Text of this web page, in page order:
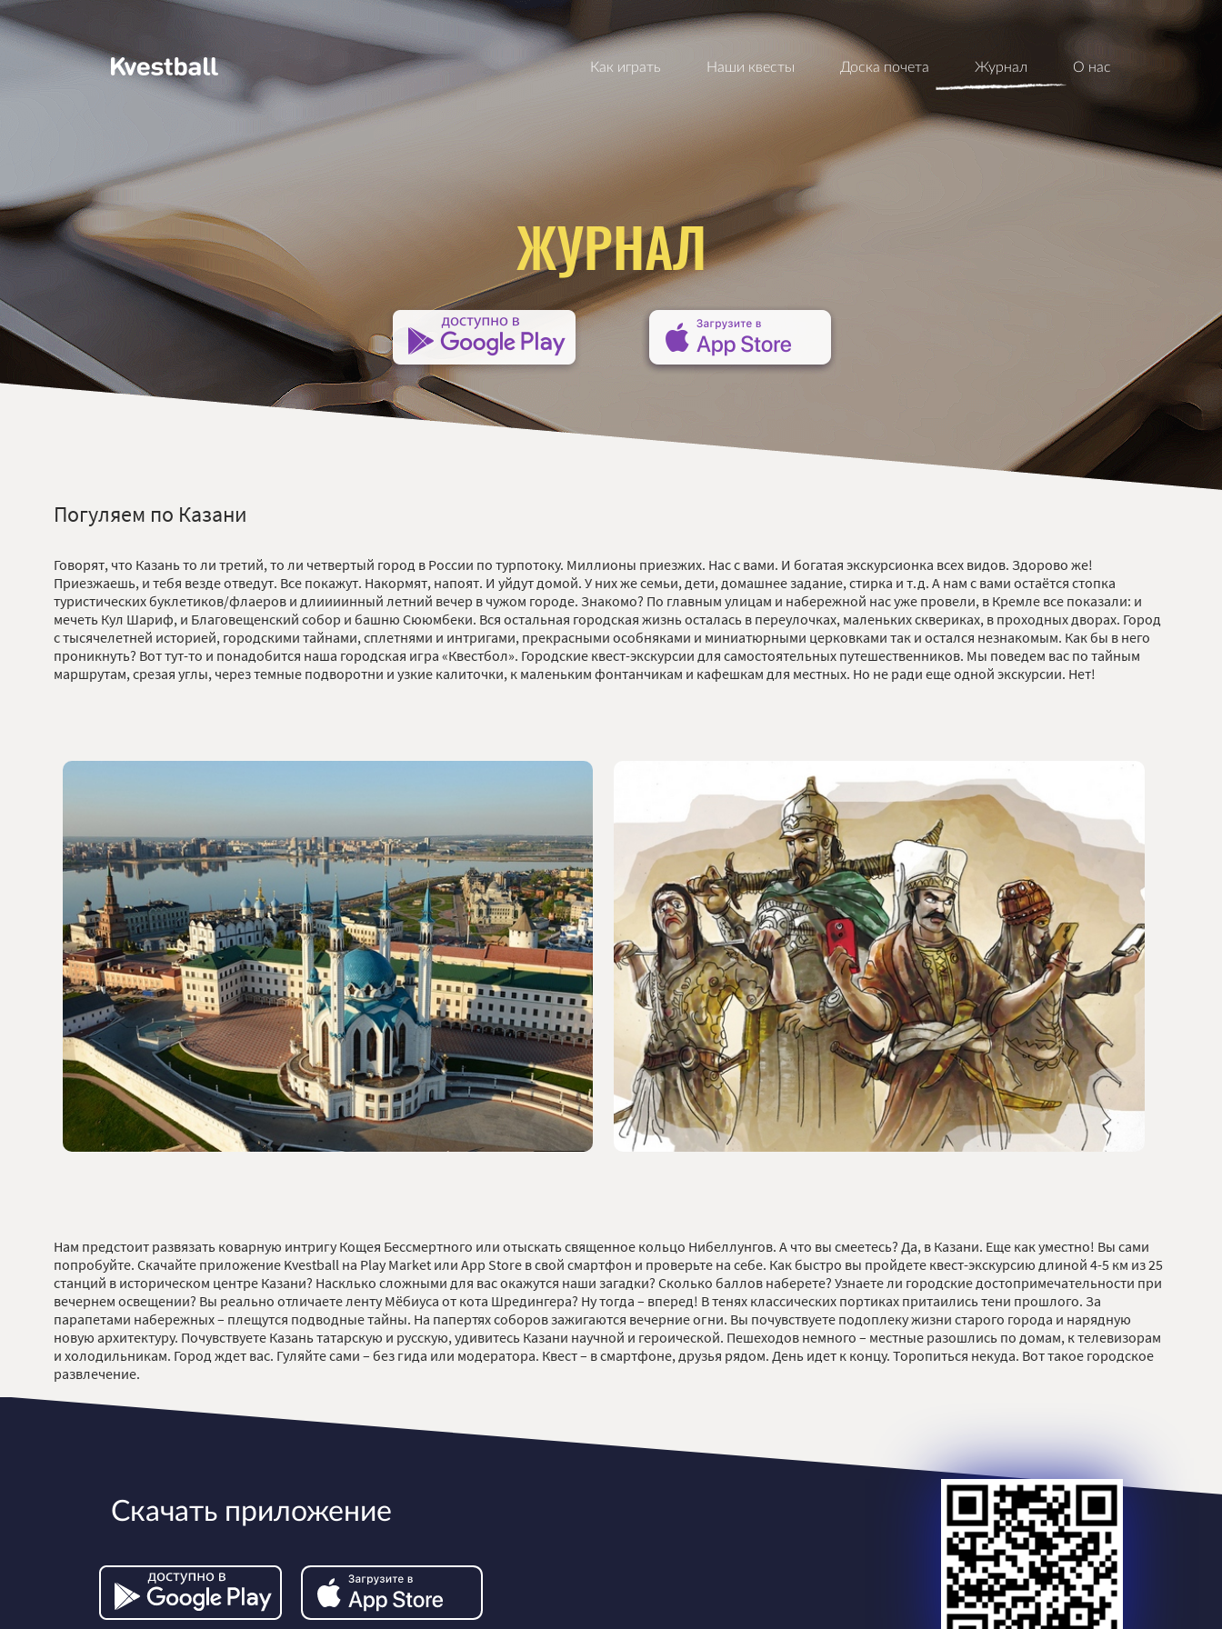
Как играть Наши квесты Доска почета Журнал О нас
ЖУРНАЛ
Погуляем по Казани
Говорят, что Казань то ли третий, то ли четвертый город в России по турпотоку. Миллионы приезжих. Нас с вами. И богатая экскурсионка всех видов. Здорово же!
Приезжаешь, и тебя везде отведут. Все покажут. Накормят, напоят. И уйдут домой. У них же семьи, дети, домашнее задание, стирка и т.д. А нам с вами остаётся стопка
туристических буклетиков/флаеров и длиииинный летний вечер в чужом городе. Знакомо? По главным улицам и набережной нас уже провели, в Кремле все показали: и
мечеть Кул Шариф, и Благовещенский собор и башню Сююмбеки. Вся остальная городская жизнь осталась в переулочках, маленьких сквериках, в проходных дворах. Город
с тысячелетней историей, городскими тайнами, сплетнями и интригами, прекрасными особняками и миниатюрными церковками так и остался незнакомым. Как бы в него
проникнуть? Вот тут-то и понадобится наша городская игра «Квестбол». Городские квест-экскурсии для самостоятельных путешественников. Мы поведем вас по тайным
маршрутам, срезая углы, через темные подворотни и узкие калиточки, к маленьким фонтанчикам и кафешкам для местных. Но не ради еще одной экскурсии. Нет!
Нам предстоит развязать коварную интригу Кощея Бессмертного или отыскать священное кольцо Нибеллунгов. А что вы смеетесь? Да, в Казани. Еще как уместно! Вы сами
попробуйте. Скачайте приложение Kvestball на Play Market или App Store в свой смартфон и проверьте на себе. Как быстро вы пройдете квест-экскурсию длиной 4-5 км из 25
станций в историческом центре Казани? Насклько сложными для вас окажутся наши загадки? Сколько баллов наберете? Узнаете ли городские достопримечательности при
вечернем освещении? Вы реально отличаете ленту Мёбиуса от кота Шредингера? Ну тогда – вперед! В тенях классических портиках притаились тени прошлого. За
парапетами набережных – плещутся подводные тайны. На папертях соборов зажигаются вечерние огни. Вы почувствуете подоплеку жизни старого города и нарядную
новую архитектуру. Почувствуете Казань татарскую и русскую, удивитесь Казани научной и героической. Пешеходов немного – местные разошлись по домам, к телевизорам
и холодильникам. Город ждет вас. Гуляйте сами – без гида или модератора. Квест – в смартфоне, друзья рядом. День идет к концу. Торопиться некуда. Вот такое городское
развлечение.
Скачать приложение